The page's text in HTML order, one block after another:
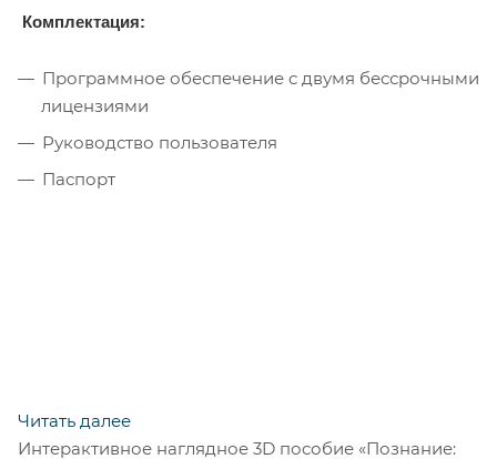
Комплектация:
Программное обеспечение с двумя бессрочными
лицензиями
Руководство пользователя
Паспорт
Читать далее
Интерактивное наглядное 3D пособие «Познание: